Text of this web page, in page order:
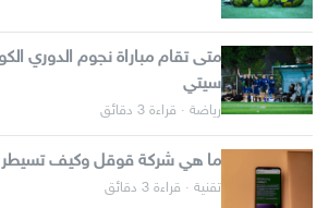
متى تقام مباراة نجوم الدوري
سيتي
رياضة · قراءة 3 دقائق
ما هي شركة قوقل وكيف تسيطر
تقنية · قراءة 3 دقائق